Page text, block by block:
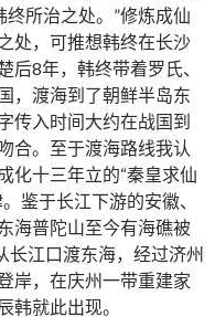
所治之处。”修炼成仙
处，可推想韩终在长沙
后8年，韩终带着罗氏、
，渡海到了朝鲜半岛东
传入时间大约在战国到
合。至于渡海路线我认
化十三年立的“秦皇求仙
鉴于长江下游的安徽、
海普陀山至今有海礁被
长江口渡东海，经过济州
岸，在庆州一带重建家
韩就此出现。